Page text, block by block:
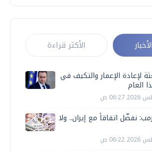
الأكثر قراءة
لإعادة الإعمار والتكيف في
العام
نفضّل اتفاقاً مع إيران.. ولا